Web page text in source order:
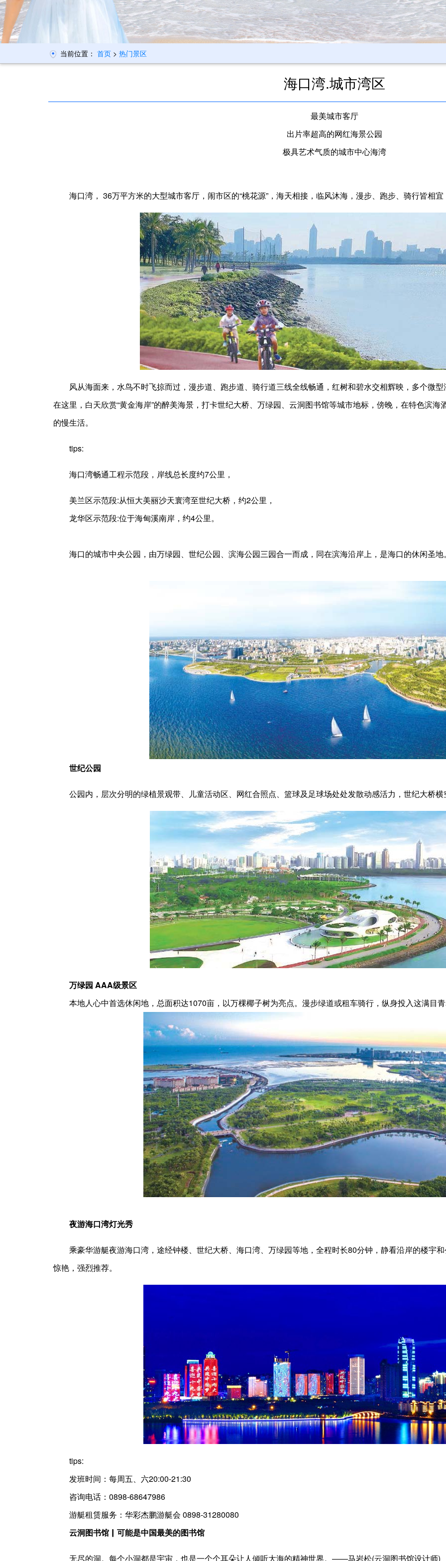
当前位置： 首页 > 热门景区
海口湾.城市湾区
最美城市客厅
出片率超高的网红海景公园
极具艺术气质的城市中心海湾
海口湾， 36万平方米的大型城市客厅，闹市区的“桃花源”，海天相接，临风沐海，漫步、跑步、骑行皆相宜
风从海面来，水鸟不时飞掠而过，漫步道、跑步道、骑行道三线全线畅通，红树和碧水交相辉映，多个微型
在这里，白天欣赏“黄金海岸”的醉美海景，打卡世纪大桥、万绿园、云洞图书馆等城市地标，傍晚，在特色滨
的慢生活。
tips:
海口湾畅通工程示范段，岸线总长度约7公里，
美兰区示范段:从恒大美丽沙天寰湾至世纪大桥，约2公里，
龙华区示范段:位于海甸溪南岸，约4公里。
海口的城市中央公园，由万绿园、世纪公园、滨海公园三园合一而成，同在滨海沿岸上，是海口的休闲圣地
世纪公园
公园内，层次分明的绿植景观带、儿童活动区、网红合照点、篮球及足球场处处发散动感活力，世纪大桥横
万绿园 AAA级景区
本地人心中首选休闲地，总面积达1070亩，以万棵椰子树为亮点。漫步绿道或租车骑行，纵身投入这满目
夜游海口湾灯光秀
乘豪华游艇夜游海口湾，途经钟楼、世纪大桥、海口湾、万绿园等地，全程时长80分钟，静看沿岸的楼宇
惊艳，强烈推荐。
tips:
发班时间：每周五、六20:00-21:30
咨询电话：0898-68647986
游艇租赁服务：华彩杰鹏游艇会 0898-31280080
云洞图书馆▏可能是中国最美的图书馆
无尽的洞。每个小洞都是宇宙，也是一个个耳朵让人倾听大海的精神世界。——马岩松(云洞图书馆设计师)